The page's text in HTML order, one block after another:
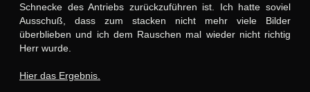
Schnecke des Antriebs zurückzuführen ist. Ich hatte soviel
Ausschuß, dass zum stacken nicht mehr viele Bilder
überblieben und ich dem Rauschen mal wieder nicht richtig
Herr wurde.
Hier das Ergebnis.